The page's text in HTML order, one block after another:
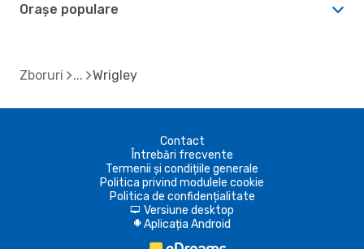
Orașe populare
Zboruri Wrigley
Contact
Întrebări frecvente
Termenii și condițiile generale
Politica privind modulele cookie
Politica de confidențialitate
d Versiune desktop
A Aplicația Android